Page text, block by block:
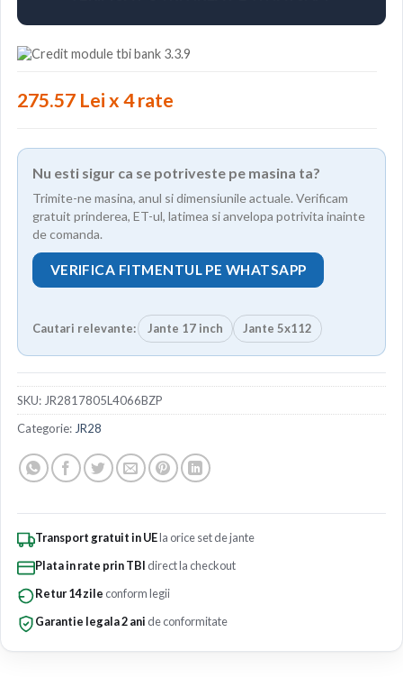
275.57 Lei x 4 rate
Nu esti sigur ca se potriveste pe masina ta?
Trimite-ne masina, anul si dimensiunile actuale. Verificam
gratuit prinderea, ET-ul, latimea si anvelopa potrivita inainte
de comanda.
VERIFICA FITMENTUL PE WHATSAPP
Cautari relevante: Jante 17 inch Jante 5x112
SKU: JR2817805L4066BZP
Categorie: JR28
Transport gratuit in UEla orice set de jante
Plata in rate prin TBI direct la checkout
Retur 14 zile conform legii
Garantie legala 2 ani de conformitate